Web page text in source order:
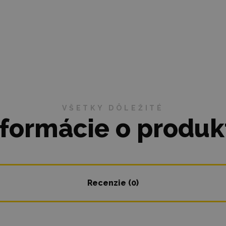
VŠETKY DÔLEŽITÉ
o
Recenzie (0)